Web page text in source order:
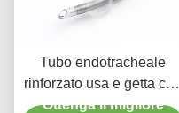
Tubo endotracheale
rinforzato usa e getta con
porta di aspirazione per la
Ottenga il migliore